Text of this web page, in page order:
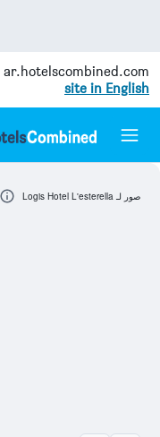
ar.hotelscombined.com
site in English
صور لـ Logis Hotel L'esterella